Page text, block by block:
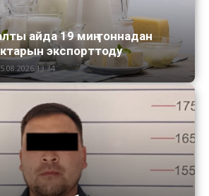
айда 19 миң тоннадан
экспорттоду
13:34